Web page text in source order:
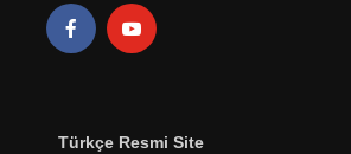
Türkçe Resmi Site